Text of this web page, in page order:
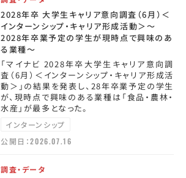
2028年卒 大学生キャリア意向調査（6月）＜
インターンシップ・キャリア形成活動＞～
2028年卒業予定の学生が現時点で興味のあ
る業種～
「マイナビ 2028年卒大学生キャリア意向調
査（6月）＜インターンシップ・キャリア形成活
動＞」の結果を発表し、28年卒業予定の学生
が、現時点で興味のある業種は「食品・農林・
水産」が最多となった。
インターンシップ
公開日：2026.07.16
調査・データ